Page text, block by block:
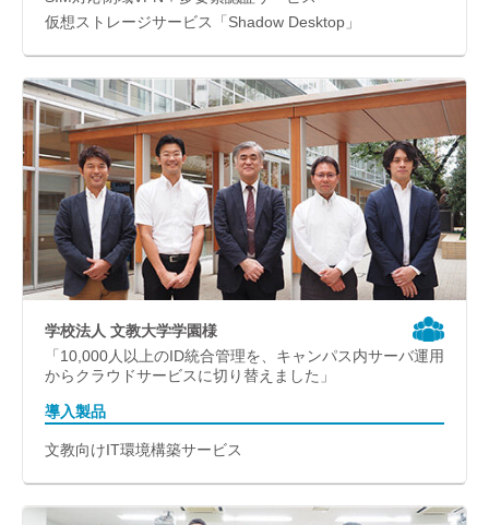
仮想ストレージサービス「Shadow Desktop」
学校法人 文教大学学園様
「10,000人以上のID統合管理を、キャンパス内サーバ運用
からクラウドサービスに切り替えました」
導入製品
文教向けIT環境構築サービス